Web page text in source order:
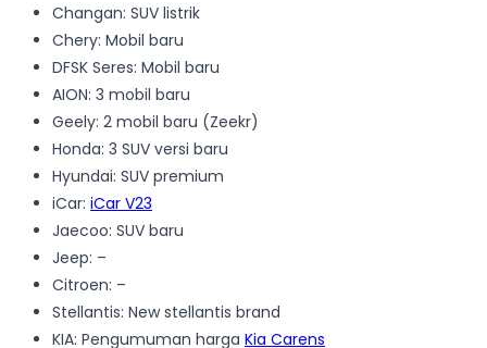
Changan: SUV listrik
Chery: Mobil baru
DFSK Seres: Mobil baru
AION: 3 mobil baru
Geely: 2 mobil baru (Zeekr)
Honda: 3 SUV versi baru
Hyundai: SUV premium
iCar: iCar V23
Jaecoo: SUV baru
Jeep: –
Citroen: –
Stellantis: New stellantis brand
KIA: Pengumuman harga Kia Carens